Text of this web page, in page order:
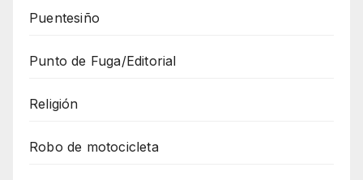
Puentesiño
Punto de Fuga/Editorial
Religión
Robo de motocicleta